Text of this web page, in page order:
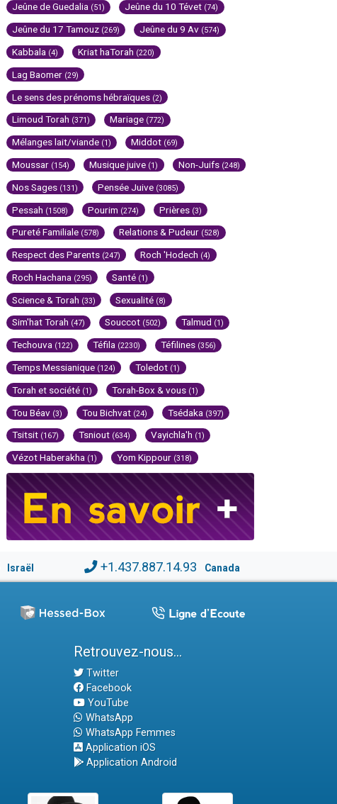
Jeûne de Guedalia (51) Jeûne du 10 Tévet (74)
Jeûne du 17 Tamouz (269) Jeûne du 9 Av (574)
Kabbala (4) Kriat haTorah (220)
Lag Baomer (29)
Le sens des prénoms hébraïques (2)
Limoud Torah (371) Mariage (772)
Mélanges lait/viande (1) Middot (69)
Moussar (154) Musique juive (1) Non-Juifs (248)
Nos Sages (131) Pensée Juive (3085)
Pessah (1508) Pourim (274) Prières (3)
Pureté Familiale (578) Relations & Pudeur (528)
Respect des Parents (247) Roch 'Hodech (4)
Roch Hachana (295) Santé (1)
Science & Torah (33) Sexualité (8)
Sim'hat Torah (47) Souccot (502) Talmud (1)
Techouva (122) Téfila (2230) Téfilines (356)
Temps Messianique (124) Toledot (1)
Torah et société (1) Torah-Box & vous (1)
Tou Béav (3) Tou Bichvat (24) Tsédaka (397)
Tsitsit (167) Tsniout (634) Vayichla'h (1)
Vézot Haberakha (1) Yom Kippour (318)
Israël +1.437.887.14.93 Canada
Retrouvez-nous...
Twitter
Facebook
YouTube
WhatsApp
WhatsApp Femmes
Application iOS
Application Android